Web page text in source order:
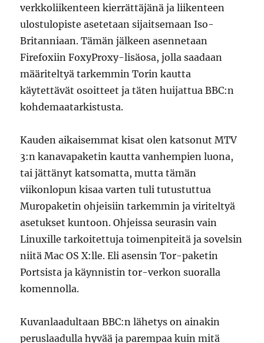
verkkoliikenteen kierrättäjänä ja liikenteen
ulostulopiste asetetaan sijaitsemaan Iso-
Britanniaan. Tämän jälkeen asennetaan
Firefoxiin FoxyProxy-lisäosa, jolla saadaan
määriteltyä tarkemmin Torin kautta
käytettävät osoitteet ja täten huijattua BBC:n
kohdemaatarkistusta.
Kauden aikaisemmat kisat olen katsonut MTV
3:n kanavapaketin kautta vanhempien luona,
tai jättänyt katsomatta, mutta tämän
viikonlopun kisaa varten tuli tutustuttua
Muropaketin ohjeisiin tarkemmin ja viriteltyä
asetukset kuntoon. Ohjeissa seurasin vain
Linuxille tarkoitettuja toimenpiteitä ja sovelsin
niitä Mac OS X:lle. Eli asensin Tor-paketin
Portsista ja käynnistin tor-verkon suoralla
komennolla.
Kuvanlaadultaan BBC:n lähetys on ainakin
peruslaadulla hyvää ja parempaa kuin mitä